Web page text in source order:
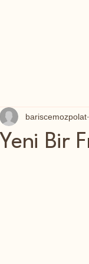
Yeni Bir
bariscemozpolat